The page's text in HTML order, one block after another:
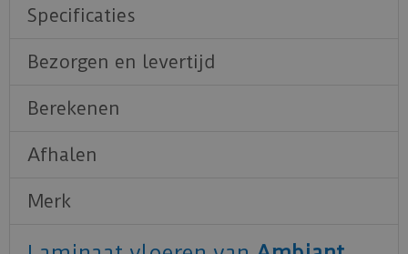
Specificaties
Bezorgen en levertijd
Berekenen
Afhalen
Merk